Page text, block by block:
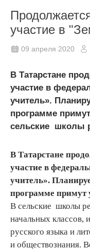
участие в
09 апреля 2020
В Татарстане
участие в
учитель».
программе
сельские школы
В Татарстане
участие в
учитель».
программе примут
В сельские школы
начальных классов,
русского языка и
и обществознания.